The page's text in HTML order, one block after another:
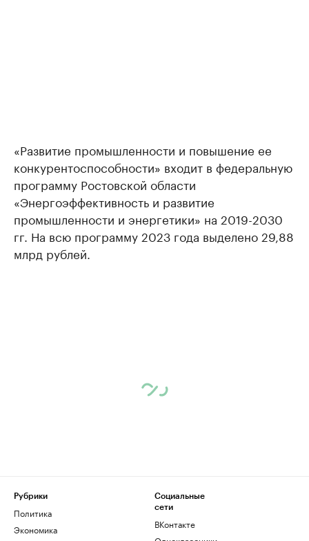
«Развитие промышленности и повышение ее
конкурентоспособности» входит в федеральную
программу Ростовской области
«Энергоэффективность и развитие
промышленности и энергетики» на 2019-2030
гг. На всю программу 2023 года выделено 29,88
млрд рублей.
Рубрики
Политика
Экономика
Социальные
сети
ВКонтакте